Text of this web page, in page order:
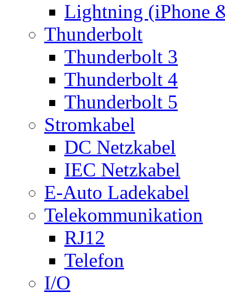
Lightning (iPhone
Thunderbolt
Thunderbolt 3
Thunderbolt 4
Thunderbolt 5
Stromkabel
DC Netzkabel
IEC Netzkabel
E-Auto Ladekabel
Telekommunikation
RJ12
Telefon
I/O